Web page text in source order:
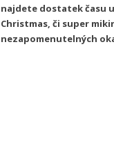
najdete dostatek času
Christmas, či super
nezapomenutelných